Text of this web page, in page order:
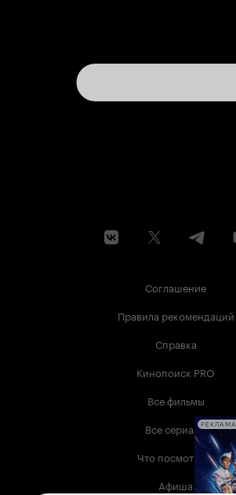
Соглашение
Правила рекомендаций
Справка
Кинопоиск PRO
Все фильмы
Все сериалы
Что посмотреть
Афиша
РЕКЛАМА